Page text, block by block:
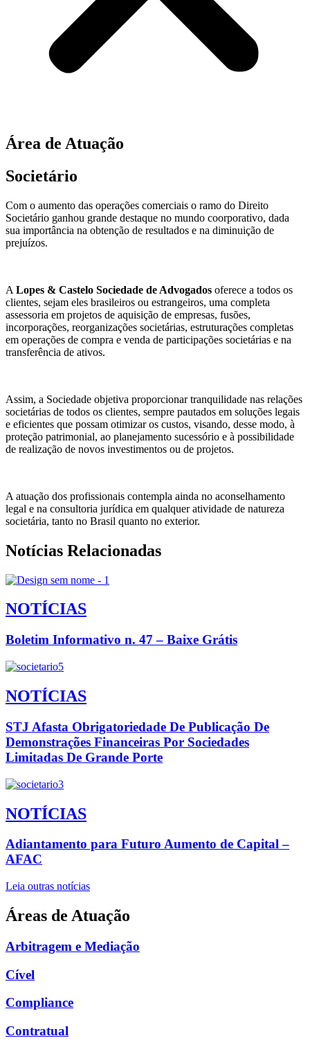
Área de Atuação
Societário
Com o aumento das operações comerciais o ramo do Direito
Societário ganhou grande destaque no mundo coorporativo, dada
sua importância na obtenção de resultados e na diminuição de
prejuízos.
A Lopes & Castelo Sociedade de Advogados oferece a todos os
clientes, sejam eles brasileiros ou estrangeiros, uma completa
assessoria em projetos de aquisição de empresas, fusões,
incorporações, reorganizações societárias, estruturações completas
em operações de compra e venda de participações societárias e na
transferência de ativos.
Assim, a Sociedade objetiva proporcionar tranquilidade nas relações
societárias de todos os clientes, sempre pautados em soluções legais
e eficientes que possam otimizar os custos, visando, desse modo, à
proteção patrimonial, ao planejamento sucessório e à possibilidade
de realização de novos investimentos ou de projetos.
A atuação dos profissionais contempla ainda no aconselhamento
legal e na consultoria jurídica em qualquer atividade de natureza
societária, tanto no Brasil quanto no exterior.
Notícias Relacionadas
NOTÍCIAS
Boletim Informativo n. 47 – Baixe Grátis
NOTÍCIAS
STJ Afasta Obrigatoriedade De Publicação De
Demonstrações Financeiras Por Sociedades
Limitadas De Grande Porte
NOTÍCIAS
Adiantamento para Futuro Aumento de Capital –
AFAC
Leia outras notícias
Áreas de Atuação
Arbitragem e Mediação
Cível
Compliance
Contratual